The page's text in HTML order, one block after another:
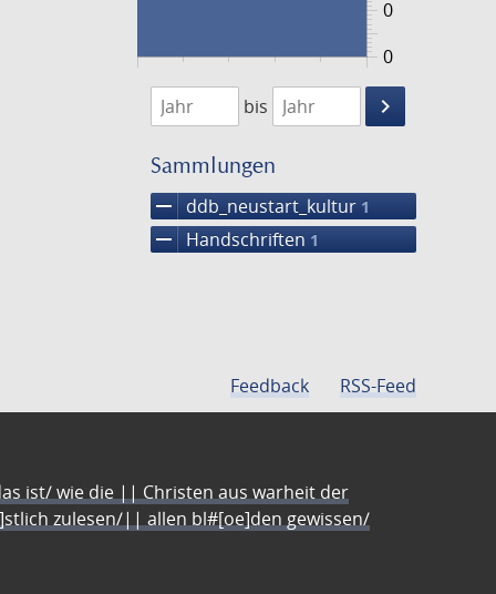
0
0
1474
1475
bis
keyboard_arrow_right
Suche
Sammlungen
remove ddb_neustart_kultur 1
remove Handschriften 1
Feedback RSS-Feed
ist/ wie die || Christen aus warheit der
zulesen/|| allen bl#[oe]den gewissen/